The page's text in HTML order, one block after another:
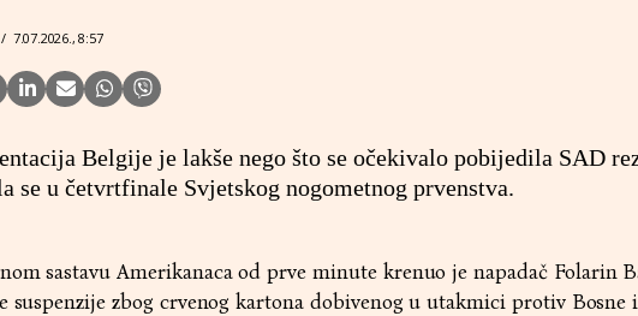
/ 7.07.2026., 8:57
Belgije je lakše nego što se očekivalo pobijedila SAD
se u četvrtfinale Svjetskog nogometnog prvenstva.
sastavu Amerikanaca od prve minute krenuo je napadač Folarin
suspenzije zbog crvenog kartona dobivenog u utakmici protiv Bosne